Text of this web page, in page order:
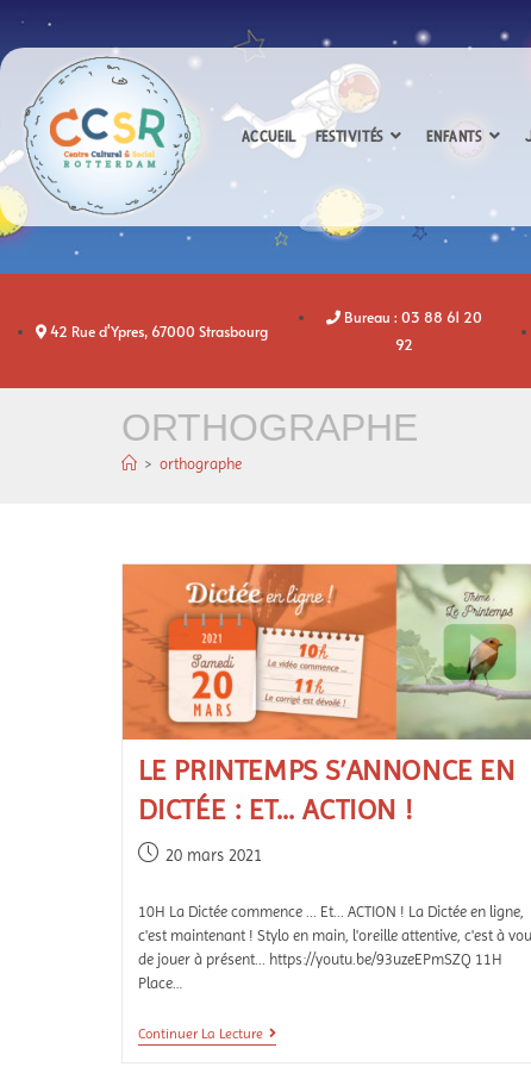
ACCUEIL FESTIVITÉS ENFANTS
42 Rue d'Ypres, 67000 Strasbourg
Bureau : 03 88 61 20
92
ORTHOGRAPHE
> orthographe
LE PRINTEMPS S’ANNONCE EN
DICTÉE : ET… ACTION !
20 mars 2021
10H La Dictée commence ... Et... ACTION ! La Dictée en ligne,
c'est maintenant ! Stylo en main, l'oreille attentive, c'est à
de jouer à présent... https://youtu.be/93uzeEPmSZQ 11H
Place…
Continuer La Lecture